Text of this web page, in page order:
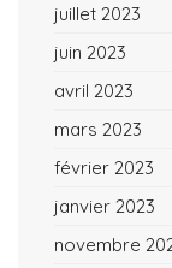
juillet 2023
juin 2023
avril 2023
mars 2023
février 2023
janvier 2023
novembre